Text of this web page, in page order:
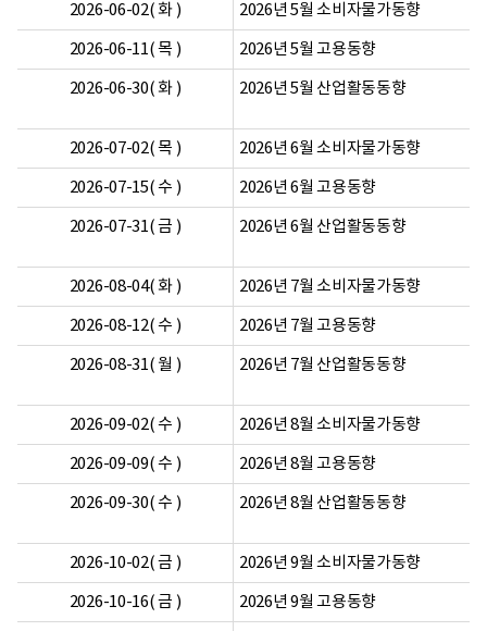
2026-06-02( 화 ) 2026년 5월 소비자물가동향
2026-06-11( 목 ) 2026년 5월 고용동향
2026-06-30( 화 ) 2026년 5월 산업활동동향
2026-07-02( 목 ) 2026년 6월 소비자물가동향
2026-07-15( 수 ) 2026년 6월 고용동향
2026-07-31( 금 ) 2026년 6월 산업활동동향
2026-08-04( 화 ) 2026년 7월 소비자물가동향
2026-08-12( 수 ) 2026년 7월 고용동향
2026-08-31( 월 ) 2026년 7월 산업활동동향
2026-09-02( 수 ) 2026년 8월 소비자물가동향
2026-09-09( 수 ) 2026년 8월 고용동향
2026-09-30( 수 ) 2026년 8월 산업활동동향
2026-10-02( 금 ) 2026년 9월 소비자물가동향
2026-10-16( 금 ) 2026년 9월 고용동향